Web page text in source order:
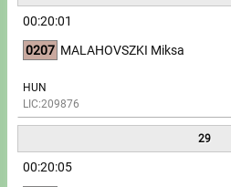
00:20:01
0207 MALAHOVSZKI Miksa
HUN
LIC:209876
29
00:20:05